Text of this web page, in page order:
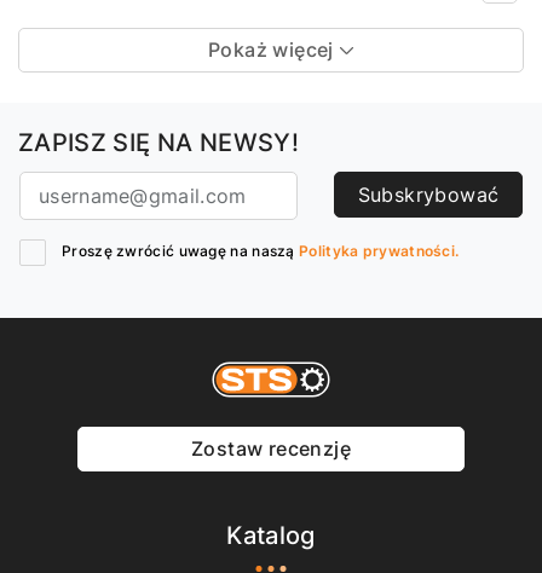
Pokaż więcej
ZAPISZ SIĘ NA NEWSY!
Subskrybować
Proszę zwrócić uwagę na naszą Polityka prywatności.
Zostaw recenzję
Katalog